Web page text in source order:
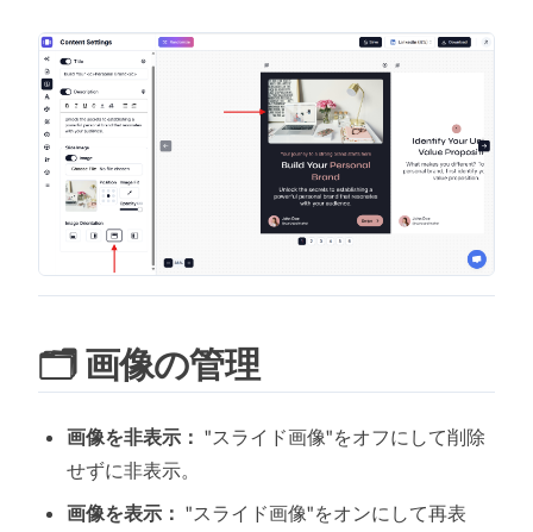
🗂️ 画像の管理
画像を非表示： "スライド画像"をオフにして削除
せずに非表示。
画像を表示： "スライド画像"をオンにして再表